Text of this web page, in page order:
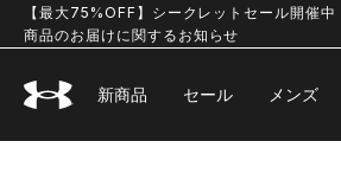
【最大75%OFF】シークレットセール開催
商品のお届けに関するお知らせ
新商品 セール メンズ